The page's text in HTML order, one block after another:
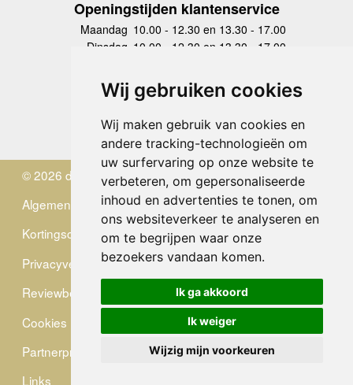
Wij gebruiken cookies
Wij maken gebruik van cookies en
andere tracking-technologieën om
uw surfervaring op onze website te
verbeteren, om gepersonaliseerde
inhoud en advertenties te tonen, om
ons websiteverkeer te analyseren en
om te begrijpen waar onze
bezoekers vandaan komen.
Ik ga akkoord
Ik weiger
Wijzig mijn voorkeuren
Openingstijden klantenservice
Maandag 10.00 - 12.30 en 13.30 - 17.00
Dinsdag 10.00 - 12.30 en 13.30 - 17.00
Donderdag
10.00 - 12.30 en 13.30 - 17.00
Vrijdag 10.00 - 12.30 en 13.30 - 17.00
Zaterdag
gesloten
Zondag gesloten
© 2026 de Zwerver
Algemene Voorwaarden
Kortingscode
Privacyverklaring
Reviewbeleid
Cookies
Partnerprogramma
Links